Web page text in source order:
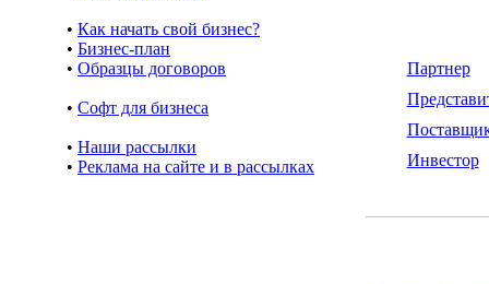
• Как начать свой бизнес?
• Бизнес-план
• Образцы договоров
• Cофт для бизнеса
• Наши рассылки
• Реклама на сайте и в рассылках
Партнер
Инвестор